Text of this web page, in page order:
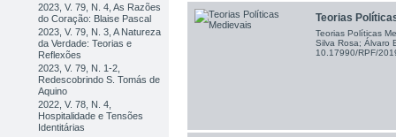
2023, V. 79, N. 4, As Razões
do Coração: Blaise Pascal
2023, V. 79, N. 3, A Natureza
da Verdade: Teorias e
Reflexões
2023, V. 79, N. 1-2,
Redescobrindo S. Tomás de
Aquino
2022, V. 78, N. 4,
Hospitalidade e Tensões
Identitárias
Teorias
Teorias Políticas
Silva Rosa; Álvaro
10.17990/RPF/